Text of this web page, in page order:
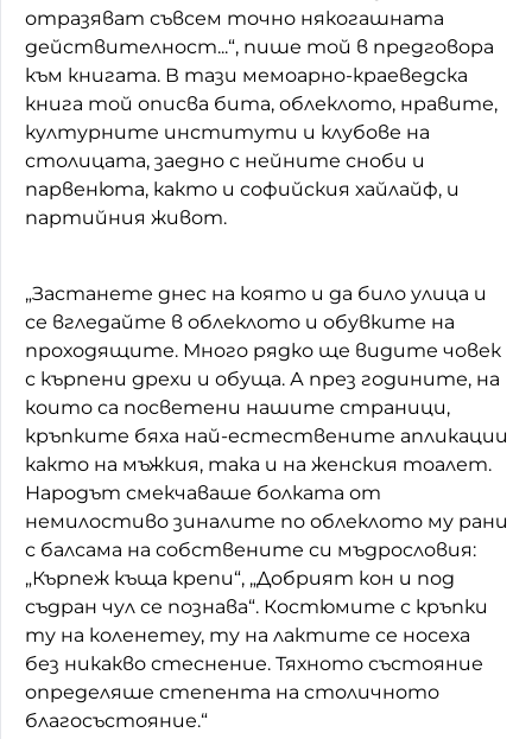
отразяват съвсем точно някогашната
действителност...“, пише той в предговора
към книгата. В тази мемоарно-краеведска
книга той описва бита, облеклото, нравите,
културните институти и клубове на
столицата, заедно с нейните сноби и
парвенюта, както и софийския хайлайф, и
партийния живот.
„Застанете днес на която и да било улица и
се вгледайте в облеклото и обувките на
проходящите. Много рядко ще видите човек
с кърпени дрехи и обуща. А през годините, на
които са посветени нашите страници,
кръпките бяха най-естествените апликации
както на мъжкия, така и на женския тоалет.
Народът смекчаваше болката от
немилостиво зиналите по облеклото му рани
с балсама на собствените си мъдрословия:
„Кърпеж къща крепи“, „Добрият кон и под
съдран чул се познава“. Костюмите с кръпки
ту на коленетеу, ту на лактите се носеха
без никакво стеснение. Тяхното състояние
определяше степента на столичното
благосъстояние.“